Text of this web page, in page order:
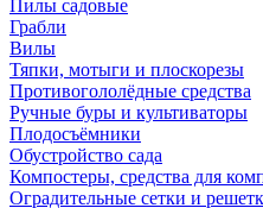
Пилы садовые
Грабли
Вилы
Тяпки, мотыги и плоскорезы
Противогололёдные средства
Ручные буры и культиваторы
Плодосъёмники
Обустройство сада
Компостеры, средства для
Оградительные сетки и